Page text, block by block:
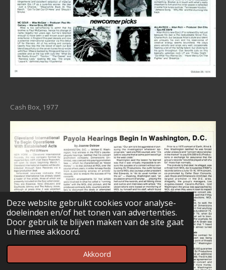
Deze website gebruikt cookies voor analyse-
doeleinden en/of het tonen van advertenties.
Door gebruik te blijven maken van de site gaat
u hiermee akkoord.
Akkoord
Cash Box, 1977